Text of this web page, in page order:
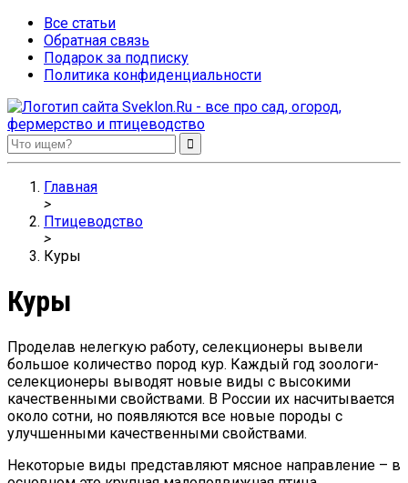
Все статьи
Обратная связь
Подарок за подписку
Политика конфиденциальности
Sveklon.Ru – все про сад, огород, фермерство и птицеводство
Главная
>
Птицеводство
>
Куры
Куры
Проделав нелегкую работу, селекционеры вывели
большое количество пород кур. Каждый год зоологи-
селекционеры выводят новые виды с высокими
качественными свойствами. В России их насчитывается
около сотни, но появляются все новые породы с
улучшенными качественными свойствами.
Некоторые виды представляют мясное направление – в